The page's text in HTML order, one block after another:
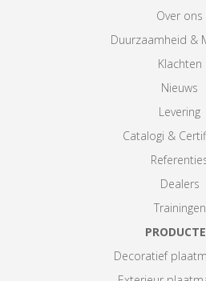
Over ons
Duurzaamheid &
Klachten
Nieuws
Levering
Catalogi &
Dealers
Trainingen
Decoratief